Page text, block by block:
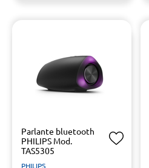
Parlante bluetooth
PHILIPS Mod.
TAS5305
PHILIPS